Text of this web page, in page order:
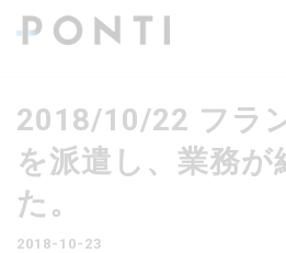
2018/10/22 フラ
を派遣し、業務が
た。
2018-10-23